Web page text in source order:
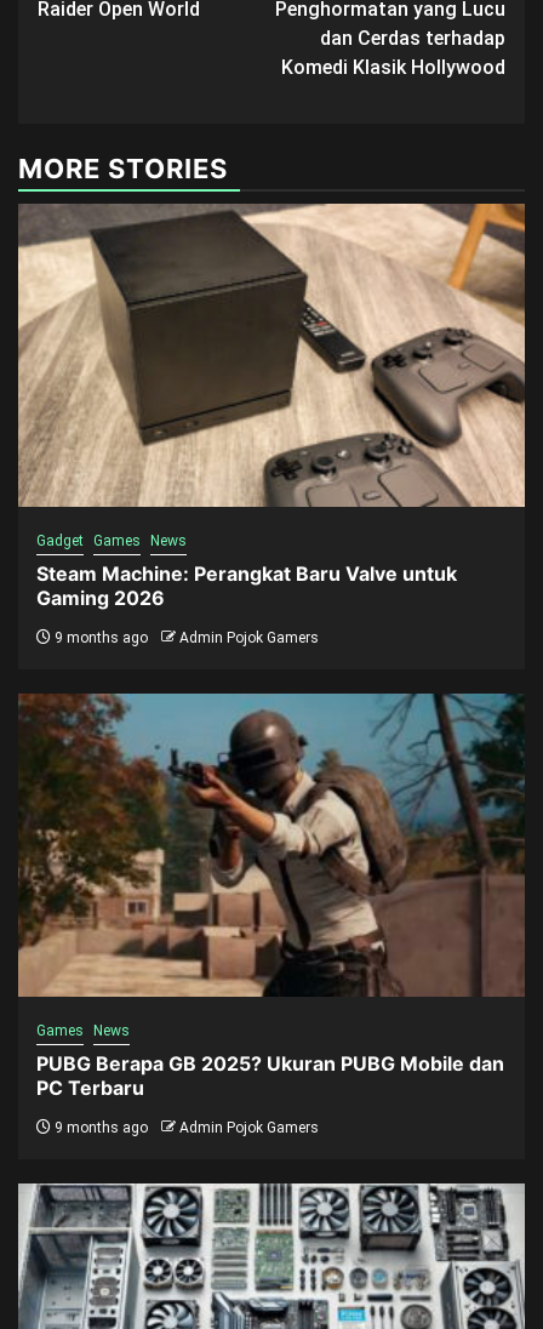
Raider Open World
Penghormatan yang Lucu
dan Cerdas terhadap
Komedi Klasik Hollywood
MORE STORIES
Gadget Games News
Steam Machine: Perangkat Baru Valve untuk
Gaming 2026
9 months ago Admin Pojok Gamers
Games News
PUBG Berapa GB 2025? Ukuran PUBG Mobile dan
PC Terbaru
9 months ago Admin Pojok Gamers